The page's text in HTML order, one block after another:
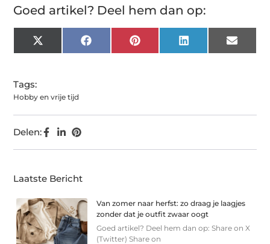
Goed artikel? Deel hem dan op:
X
(Twitter)
FacebookPinterest LinkedIn Email
Tags:
Hobby en vrije tijd
Delen:
Laatste Bericht
Van zomer naar herfst: zo draag je laagjes
zonder dat je outfit zwaar oogt
Goed artikel? Deel hem dan op: Share on X
(Twitter) Share on